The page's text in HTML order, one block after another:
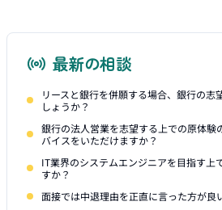
最新の相談
リースと銀行を併願する場合、銀行の志
しょうか？
銀行の法人営業を志望する上での原体験
バイスをいただけますか？
IT業界のシステムエンジニアを目指す上
すか？
面接では中退理由を正直に言った方が良